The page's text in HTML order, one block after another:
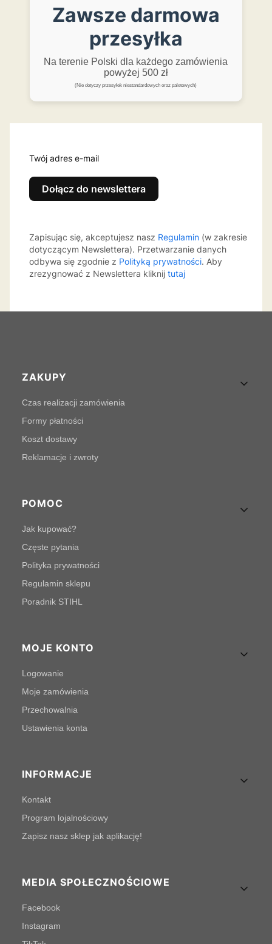
Zawsze darmowa
przesyłka
Na terenie Polski dla każdego zamówienia
powyżej 500 zł
(Nie dotyczy przesyłek niestandardowych oraz paletowych)
Twój adres e-mail
Dołącz do newslettera
Zapisując się, akceptujesz nasz Regulamin (w zakresie
dotyczącym Newslettera). Przetwarzanie danych
odbywa się zgodnie z Polityką prywatności. Aby
zrezygnować z Newslettera kliknij tutaj
Linki w stopce
ZAKUPY
Czas realizacji zamówienia
Formy płatności
Koszt dostawy
Reklamacje i zwroty
POMOC
Jak kupować?
Częste pytania
Polityka prywatności
Regulamin sklepu
Poradnik STIHL
MOJE KONTO
Logowanie
Moje zamówienia
Przechowalnia
Ustawienia konta
INFORMACJE
Kontakt
Program lojalnościowy
Zapisz nasz sklep jak aplikację!
MEDIA SPOŁECZNOŚCIOWE
Facebook
Instagram